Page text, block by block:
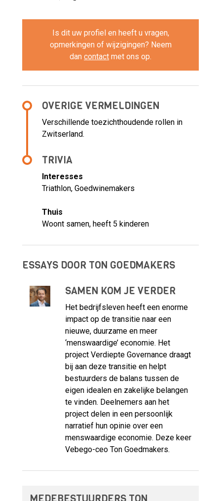
Is dit uw profiel en heeft u vragen,
opmerkingen of wijzigingen? Neem
dan contact met ons op.
OVERIGE VERMELDINGEN
Verschillende toezichthoudende rollen in
Zwitserland.
TRIVIA
Interesses
Triathlon, Goedwinemakers
Thuis
Woont samen, heeft 5 kinderen
ESSAYS DOOR TON GOEDMAKERS
SAMEN KOM JE VERDER
Het bedrijfsleven heeft een enorme
impact op de transitie naar een
nieuwe, duurzame en meer
‘menswaardige’ economie. Het
project Verdiepte Governance draagt
bij aan deze transitie en helpt
bestuurders de balans tussen de
eigen idealen en zakelijke belangen
te vinden. Deelnemers aan het
project delen in een persoonlijk
narratief hun opinie over een
menswaardige economie. Deze keer
Vebego-ceo Ton Goedmakers.